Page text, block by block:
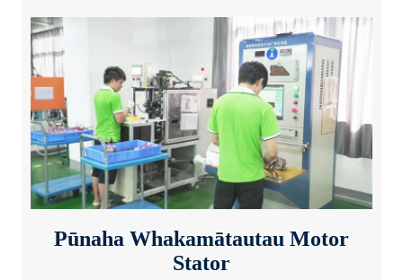
Pūnaha Whakamātautau Motor
Stator